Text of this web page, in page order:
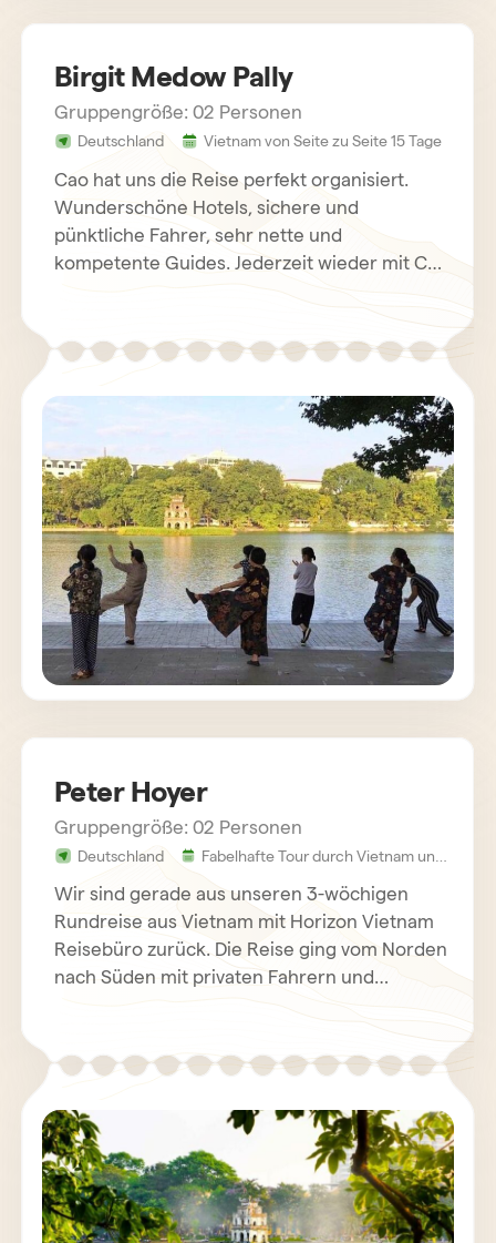
Birgit Medow Pally
Gruppengröße: 02 Personen
Deutschland Vietnam von Seite zu Seite 15 Tage
Cao hat uns die Reise perfekt organisiert.
Wunderschöne Hotels, sichere und
pünktliche Fahrer, sehr nette und
kompetente Guides. Jederzeit wieder mit Cao
Peter Hoyer
Gruppengröße: 02 Personen
Deutschland
Fabelhafte Tour durch Vietnam und
Wir sind gerade aus unseren 3-wöchigen
Rundreise aus Vietnam mit Horizon Vietnam
Reisebüro zurück. Die Reise ging vom Norden
nach Süden mit privaten Fahrern und
Reiseleitern. Wir haben die Reise sehr
genossen. Die Organisation von der Reise war
perfekt. Der Fahrer und Reiseleiter waren
Reisebegleitern könnten uns sehr wertvolle
Informationen über das Land und Leute
geben. Wir empfehlen Horizon Vietnam
Travel uneingeschränkt weiter. Unsere
besondere Dank geht an die Reiseorganisator